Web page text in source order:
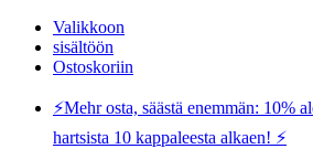
Valikkoon
sisältöön
Ostoskoriin
⚡️Mehr osta, säästä enemmän: 10%
hartsista 10 kappaleesta alkaen! ⚡️